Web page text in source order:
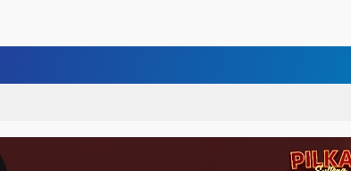
Musprov VIII Berlangsung Ketat, Gufran Ajak Semua